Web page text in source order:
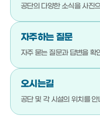
기장청소년센터
다행복한종합사회복지관
일광야구체험관 및 실내
기장종합사회복지관
공단의 다양한 소식을사진
자주하는 질문
자주 묻는 질문과 답변을확
오시는길
공단 및 각 시설의 위치를안